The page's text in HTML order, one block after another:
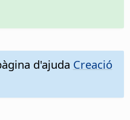
d'ajuda Creació